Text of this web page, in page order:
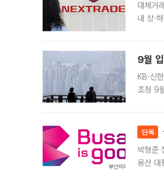
대체거
내 상·
9월
KB·신
조정 9
단독
박형준
용산 대